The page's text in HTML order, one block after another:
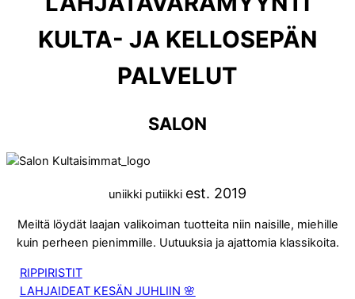
KULTA- JA KELLOSEPÄN
PALVELUT
SALON
uniikki putiikki est. 2019
Meiltä löydät laajan valikoiman tuotteita niin naisille, miehille
kuin perheen pienimmille. Uutuuksia ja ajattomia klassikoita.
RIPPIRISTIT
LAHJAIDEAT KESÄN JUHLIIN 🌸